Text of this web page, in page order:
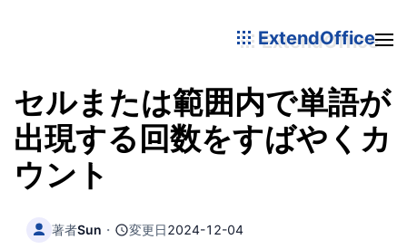
ExtendOffice
セルまたは範囲内で単語が
出現する回数をすばやくカ
ウント
著者Sun ・ 変更日2024-12-04